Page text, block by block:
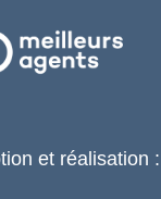
et réalisation :